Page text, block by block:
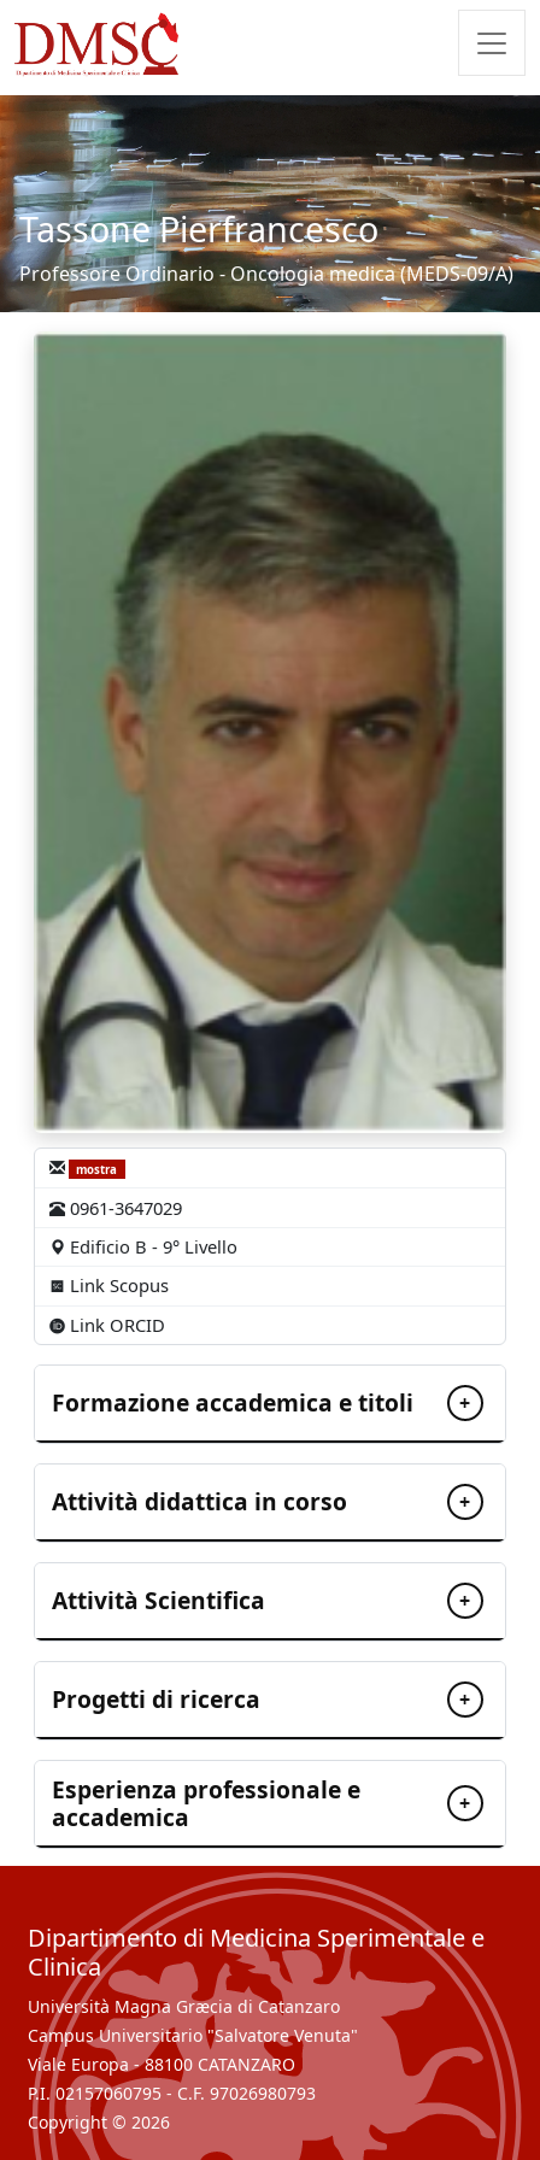
Tassone Pierfrancesco
Professore Ordinario - Oncologia medica (MEDS-09/A)
mostra
0961-3647029
Edificio B - 9° Livello
Link Scopus
Link ORCID
Formazione accademica e titoli +
Attività didattica in corso +
Attività Scientifica +
Progetti di ricerca +
Esperienza professionale e
accademica
+
Dipartimento di Medicina Sperimentale e
Clinica
Università Magna Græcia di Catanzaro
Campus Universitario "Salvatore Venuta"
Viale Europa - 88100 CATANZARO
P.I. 02157060795 - C.F. 97026980793
Copyright © 2026